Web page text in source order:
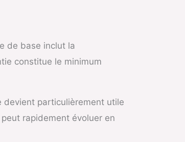
de base inclut la
constitue le minimum
devient particulièrement utile
rapidement évoluer en